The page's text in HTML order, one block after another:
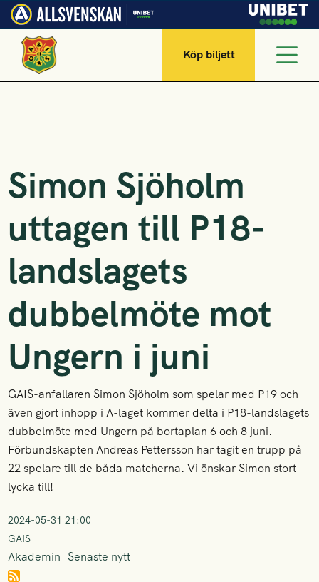
Köp biljett
Simon Sjöholm
uttagen till P18-
landslagets
dubbelmöte mot
Ungern i juni
GAIS-anfallaren Simon Sjöholm som spelar med P19 och
även gjort inhopp i A-laget kommer delta i P18-landslagets
dubbelmöte med Ungern på bortaplan 6 och 8 juni.
Förbundskapten Andreas Pettersson har tagit en trupp på
22 spelare till de båda matcherna. Vi önskar Simon stort
lycka till!
2024-05-31 21:00
GAIS
Akademin Senaste nytt